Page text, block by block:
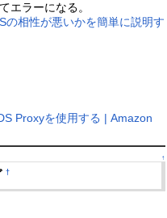
エラーになる。
の相性が悪いかを簡単に説明す
Proxyを使用する | Amazon
↑
†